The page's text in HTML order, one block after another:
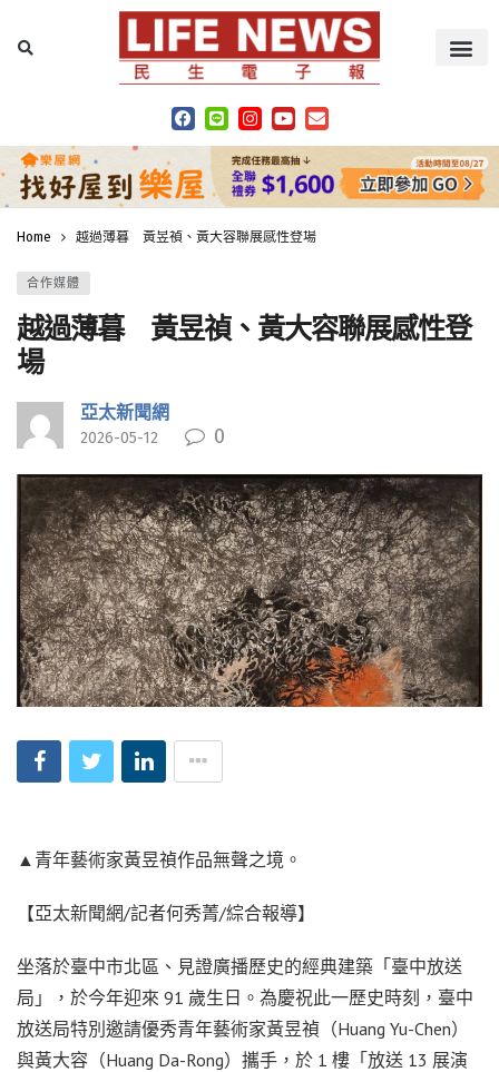
Home 越過薄暮 黃昱禎、黃大容聯展感性登場
合作媒體
越過薄暮 黃昱禎、黃大容聯展感性登
場
亞太新聞網
2026-05-12 0
▲青年藝術家黃昱禎作品無聲之境。
【亞太新聞網/記者何秀菁/綜合報導】
坐落於臺中市北區、見證廣播歷史的經典建築「臺中放送
局」，於今年迎來 91 歲生日。為慶祝此一歷史時刻，臺中
放送局特別邀請優秀青年藝術家黃昱禎（Huang Yu-Chen）
與黃大容（Huang Da-Rong）攜手，於 1 樓「放送 13 展演